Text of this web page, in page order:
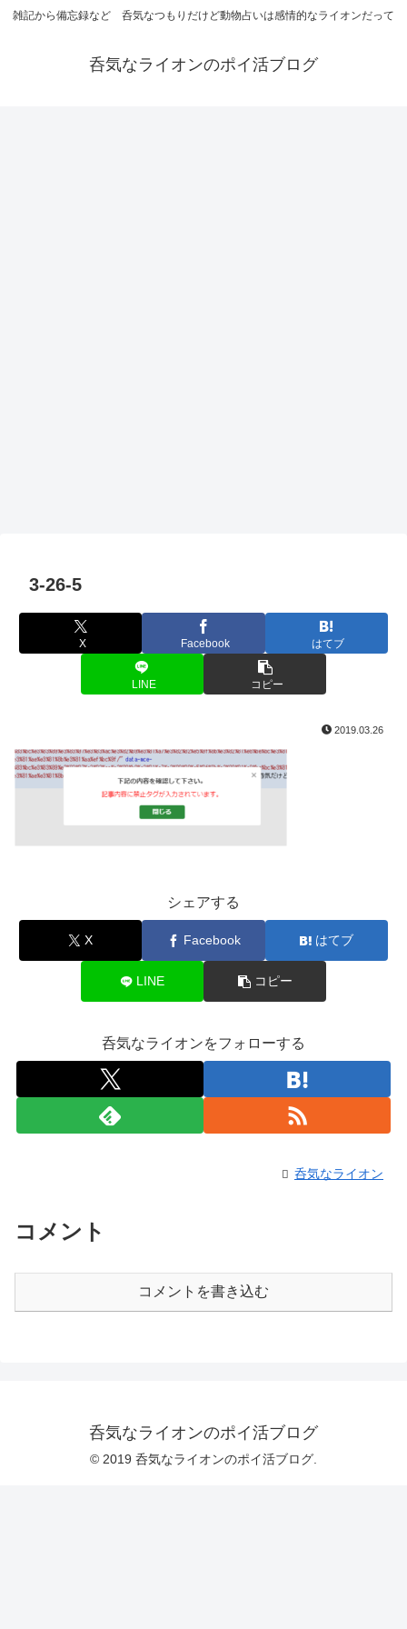
雑記から備忘録など 呑気なつもりだけど動物占いは感情的なライオンだって
呑気なライオンのポイ活ブログ
3-26-5
X Facebook はてブ
LINE コピー
2019.03.26
シェアする
X Facebook はてブ
LINE コピー
呑気なライオンをフォローする
呑気なライオン
コメント
コメントを書き込む
呑気なライオンのポイ活ブログ
© 2019 呑気なライオンのポイ活ブログ.